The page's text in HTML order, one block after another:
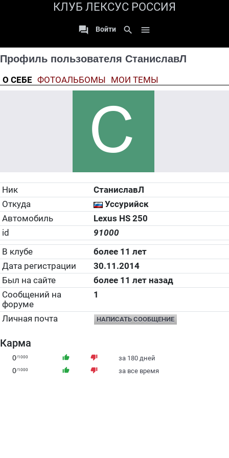
КЛУБ ЛЕКСУС РОССИЯ
 Войти search 
Профиль пользователя СтаниславЛ
О СЕБЕ ФОТОАЛЬБОМЫ МОИ ТЕМЫ
Ник
СтаниславЛ
Откуда
Уссурийск
Автомобиль
Lexus HS 250
id
91000
В клубе
более 11 лет
Дата регистрации
30.11.2014
Был на сайте
более 11 лет назад
Сообщений на
форуме
1
Личная почта НАПИСАТЬ СООБЩЕНИЕ
Карма
0/1000 thumb_up thumb_down за 180 дней
0/1000 thumb_up thumb_down за все время